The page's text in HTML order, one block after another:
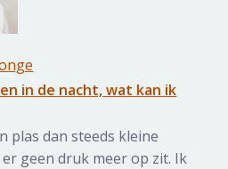
in de nacht, wat kan ik
plas dan steeds kleine
geen druk meer op zit. Ik